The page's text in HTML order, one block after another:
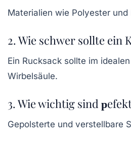
Materialien wie Polyester
2. Wie schwer sollte ein
Ein Rucksack sollte im
Wirbelsäule.
3. Wie wichtig sind
Gepolsterte und verstellbare